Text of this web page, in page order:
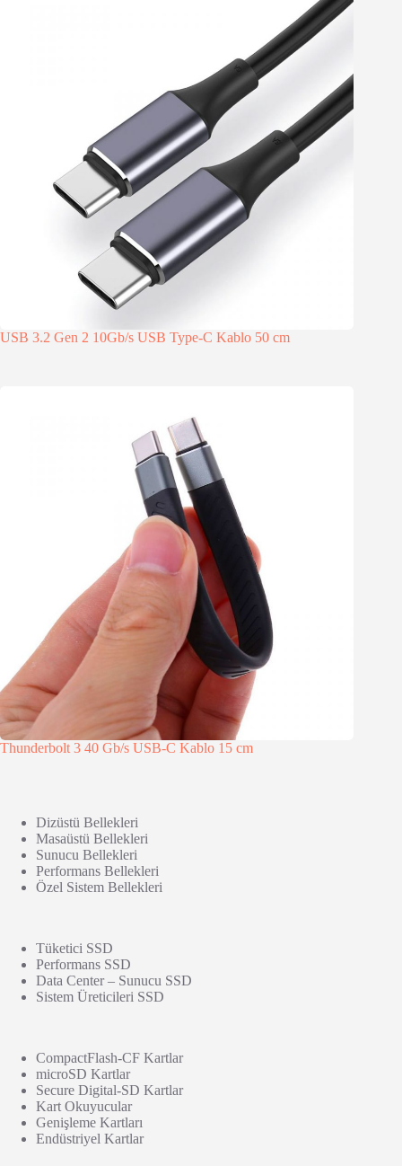
USB 3.2 Gen 2 10Gb/s USB Type-C Kablo 50 cm
Thunderbolt 3 40 Gb/s USB-C Kablo 15 cm
Dizüstü Bellekleri
Masaüstü Bellekleri
Sunucu Bellekleri
Performans Bellekleri
Özel Sistem Bellekleri
Tüketici SSD
Performans SSD
Data Center – Sunucu SSD
Sistem Üreticileri SSD
CompactFlash-CF Kartlar
microSD Kartlar
Secure Digital-SD Kartlar
Kart Okuyucular
Genişleme Kartları
Endüstriyel Kartlar